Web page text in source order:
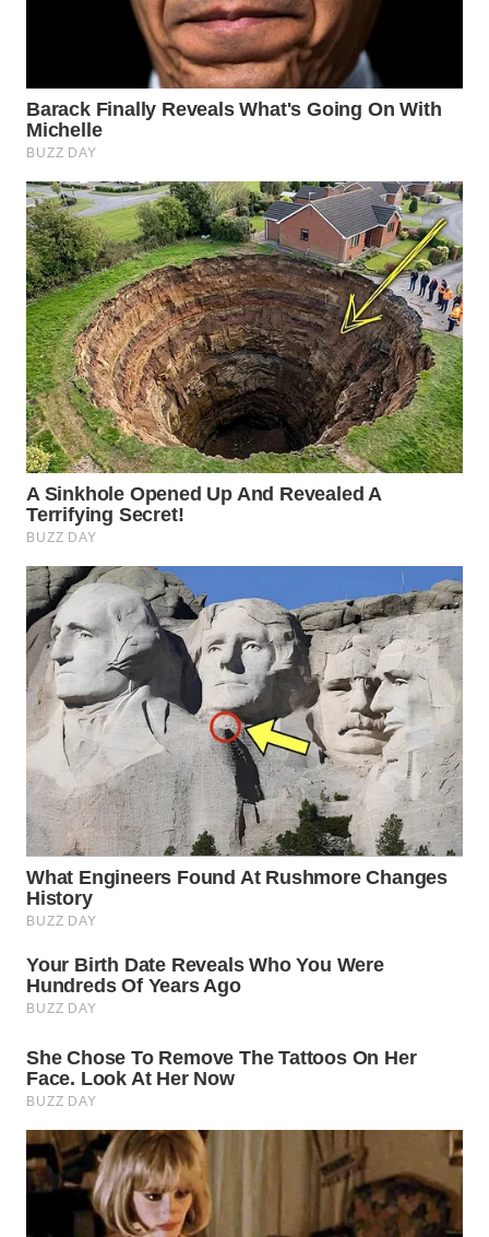
WN
PADANG
LAWAS
WN
SUMEDANG
WN
CIANJUR
WN
KEPULAUAN
SERIBU
WN
TANGERANG
WN
BINJAI
WN
CIREBON
WN
INDRAMAYU
WN
KUNINGAN
WN
WN
WN
SUKABUMI
WN
PURWAKARTA